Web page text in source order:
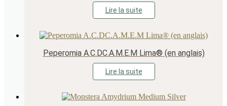
Lire la suite
Peperomia A.C.DC.A.M.E.M Lima® (en anglais)
Lire la suite